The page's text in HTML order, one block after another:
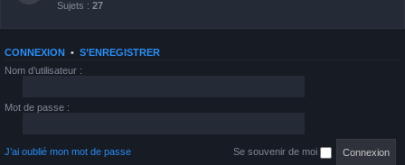
Sujets : 27
CONNEXION • S’ENREGISTRER
Nom d’utilisateur :
Mot de passe :
J’ai oublié mon mot de passe Se souvenir de moi